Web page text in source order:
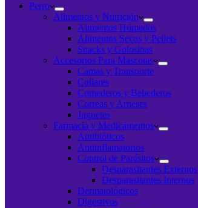
Perro
Alimentos y Nutrición
Alimentos Húmedos
Alimentos Secos y Pellets
Snacks y Golosinas
Accesorios Para Mascotas
Camas y Transporte
Collares
Comederos y Bebederos
Correas y Arneses
Juguetes
Farmacia y Medicamentos
Antibióticos
Antiinflamatorios
Control de Parásitos
Desparasitantes Externos
Desparasitantes Internos
Dermatológicos
Digestivos